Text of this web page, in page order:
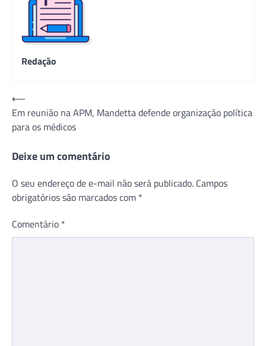
Redação
Navegação
de
Post
⟵
Em reunião na APM, Mandetta defende organização política
para os médicos
Deixe um comentário
O seu endereço de e-mail não será publicado. Campos
obrigatórios são marcados com *
Comentário *